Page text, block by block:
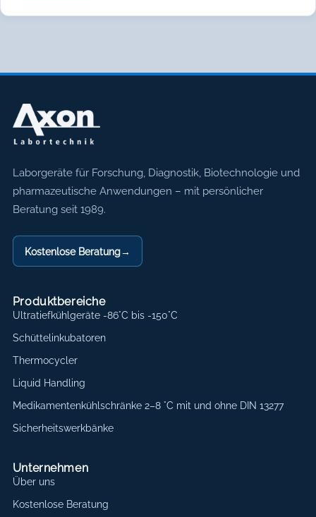
Axon Labortechnik
Laborgeräte für Forschung, Diagnostik, Biotechnologie und
pharmazeutische Anwendungen – mit persönlicher
Beratung seit 1989.
Kostenlose Beratung→
Produktbereiche
Ultratiefkühlgeräte -86°C bis -150°C
Schüttelinkubatoren
Thermocycler
Liquid Handling
Medikamentenkühlschränke 2–8 °C mit und ohne DIN 13277
Sicherheitswerkbänke
Unternehmen
Über uns
Kostenlose Beratung